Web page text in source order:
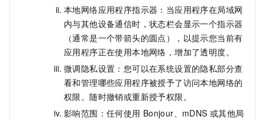
本地网络应用程序指示器：当应用程序在局域网
内与其他设备通信时，状态栏会显示一个指示器
（通常是一个带箭头的圆点），以提示您当前有
应用程序正在使用本地网络，增加了透明度。
微调隐私设置：您可以在系统设置的隐私部分查
看和管理哪些应用程序被授予了访问本地网络的
权限。随时撤销或重新授予权限。
影响范围：任何使用 Bonjour、mDNS 或其他局